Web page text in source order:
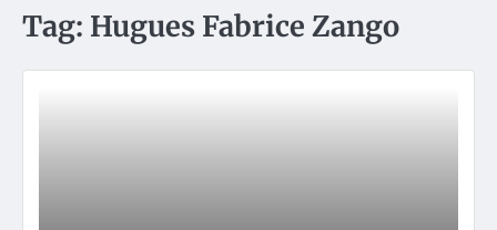
Tag: Hugues Fabrice Zango